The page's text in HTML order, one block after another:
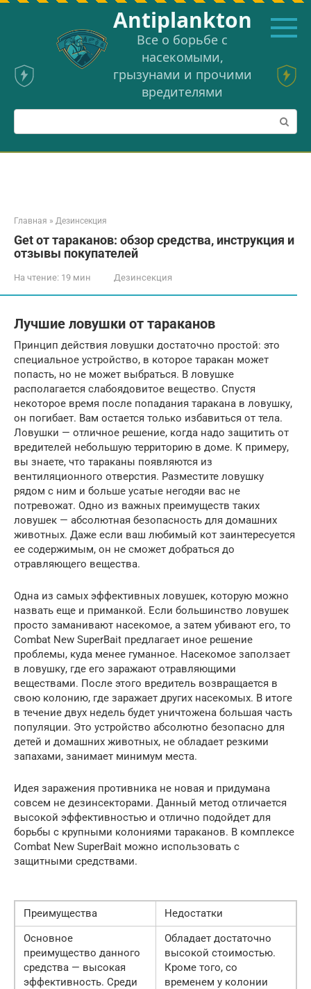
Перейти
Аntiplankton
Все о борьбе с
насекомыми,
грызунами и прочими
вредителями
Поиск:
Главная » Дезинсекция
Get от тараканов: обзор средства, инструкция и
отзывы покупателей
На чтение: 19 мин Дезинсекция
Лучшие ловушки от тараканов
Принцип действия ловушки достаточно простой: это
специальное устройство, в которое таракан может
попасть, но не может выбраться. В ловушке
располагается слабоядовитое вещество. Спустя
некоторое время после попадания таракана в ловушку,
он погибает. Вам остается только избавиться от тела.
Ловушки — отличное решение, когда надо защитить от
вредителей небольшую территорию в доме. К примеру,
вы знаете, что тараканы появляются из
вентиляционного отверстия. Разместите ловушку
рядом с ним и больше усатые негодяи вас не
потревожат. Одно из важных преимуществ таких
ловушек — абсолютная безопасность для домашних
животных. Даже если ваш любимый кот заинтересуется
ее содержимым, он не сможет добраться до
отравляющего вещества.
Одна из самых эффективных ловушек, которую можно
назвать еще и приманкой. Если большинство ловушек
просто заманивают насекомое, а затем убивают его, то
Combat New SuperBait предлагает иное решение
проблемы, куда менее гуманное. Насекомое заползает
в ловушку, где его заражают отравляющими
веществами. После этого вредитель возвращается в
свою колонию, где заражает других насекомых. В итоге
в течение двух недель будет уничтожена большая часть
популяции. Это устройство абсолютно безопасно для
детей и домашних животных, не обладает резкими
запахами, занимает минимум места.
Идея заражения противника не новая и придумана
совсем не дезинсекторами. Данный метод отличается
высокой эффективностью и отлично подойдет для
борьбы с крупными колониями тараканов. В комплексе
Combat New SuperBait можно использовать с
защитными средствами.
Преимущества
Недостатки
Основное
преимущество данного
средства — высокая
эффективность. Среди
Обладает достаточно
высокой стоимостью.
Кроме того, со
временем у колонии